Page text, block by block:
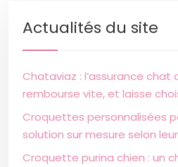
Actualités du site
Chataviaz : l’assurance chat
rembourse vite, et laisse
Croquettes personnalisées
solution sur mesure selon
Croquette purina chien : un